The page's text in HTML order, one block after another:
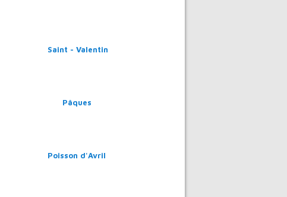
Saint - Valentin
Pâques
Poisson d'Avril